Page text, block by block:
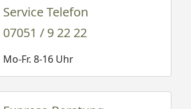
Service Telefon
07051 / 9 22 22
Mo-Fr. 8-16 Uhr